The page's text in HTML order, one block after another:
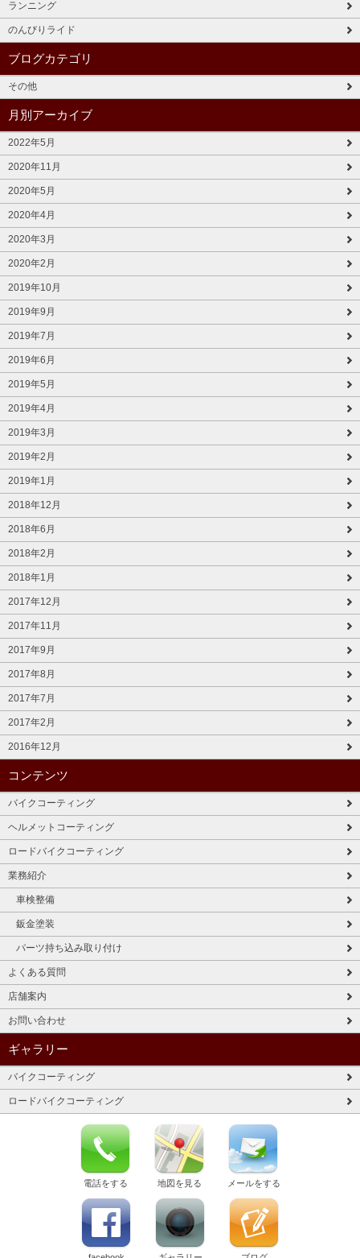
ランニング
のんびりライド
ブログカテゴリ
その他
月別アーカイブ
2022年5月
2020年11月
2020年5月
2020年4月
2020年3月
2020年2月
2019年10月
2019年9月
2019年7月
2019年6月
2019年5月
2019年4月
2019年3月
2019年2月
2019年1月
2018年12月
2018年6月
2018年2月
2018年1月
2017年12月
2017年11月
2017年9月
2017年8月
2017年7月
2017年2月
2016年12月
コンテンツ
バイクコーティング
ヘルメットコーティング
ロードバイクコーティング
業務紹介
車検整備
鈑金塗装
パーツ持ち込み取り付け
よくある質問
店舗案内
お問い合わせ
ギャラリー
バイクコーティング
ロードバイクコーティング
電話をする 地図を見る メールをする